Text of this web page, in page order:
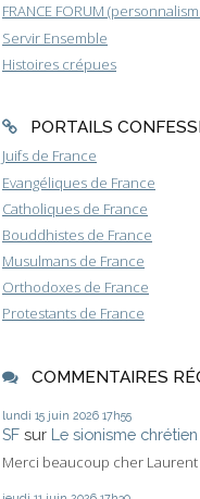
FRANCE FORUM
Servir Ensemble
Histoires crépues
PORTAILS
Juifs de France
Evangéliques de France
Catholiques de France
Bouddhistes de France
Musulmans de France
Orthodoxes de France
Protestants de France
COMMENTAIRES
lundi 15 juin 2026 17h55
SF sur Le sionisme
Merci beaucoup cher Laurent